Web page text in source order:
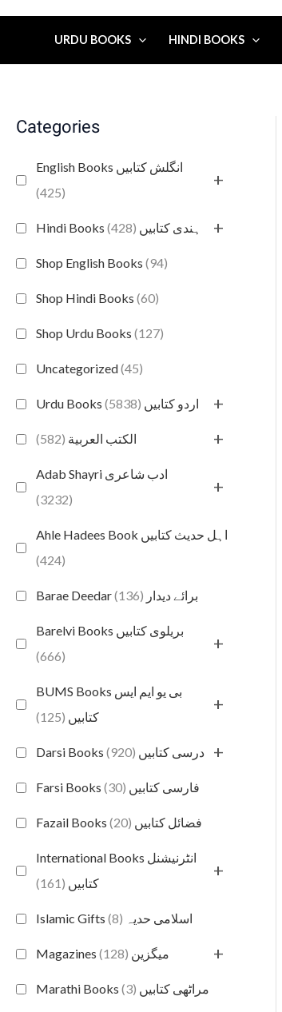
URDU BOOKS HINDI BOOKS
Categories
English Books انگلش کتابیں
(425)
+
Hindi Books ہندی کتابیں (428) +
Shop English Books (94)
Shop Hindi Books (60)
Shop Urdu Books (127)
Uncategorized(45)
Urdu Books اردو کتابیں (5838) +
الكتب العربية (582) +
Adab Shayri ادب شاعری
(3232)
+
Ahle Hadees Book اہل حدیث کتابیں
(424)
Barae Deedar برائے دیدار (136)
Barelvi Books بریلوی کتابیں
(666)
+
BUMS Books بی یو ایم ایس
کتابیں (125)
+
Darsi Books درسی کتابیں (920) +
Farsi Books فارسی کتابیں (30)
Fazail Books فضائل کتابیں (20)
International Books انٹرنیشنل
کتابیں (161)
+
Islamic Gifts اسلامی حدیہ (8)
Magazines میگزین (128) +
Marathi Books مراٹھی کتابیں (3)